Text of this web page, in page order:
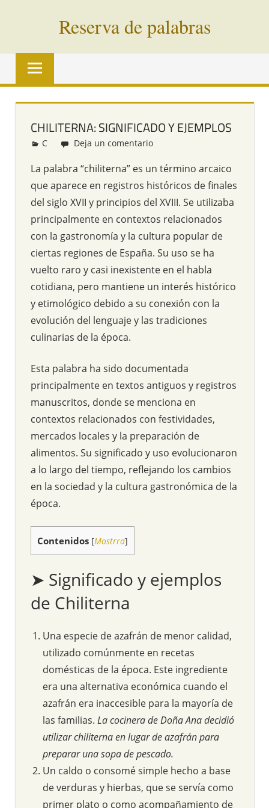
Reserva de palabras
Palabras
vías
todo
mundo
CHILITERNA: SIGNIFICADO Y EJEMPLOS
Redacción
C Deja un comentario
La palabra “chiliterna” es un término arcaico
que aparece en registros históricos de finales
del siglo XVII y principios del XVIII. Se utilizaba
principalmente en contextos relacionados
con la gastronomía y la cultura popular de
ciertas regiones de España. Su uso se ha
vuelto raro y casi inexistente en el habla
cotidiana, pero mantiene un interés histórico
y etimológico debido a su conexión con la
evolución del lenguaje y las tradiciones
culinarias de la época.
Esta palabra ha sido documentada
principalmente en textos antiguos y registros
manuscritos, donde se menciona en
contextos relacionados con festividades,
mercados locales y la preparación de
alimentos. Su significado y uso evolucionaron
a lo largo del tiempo, reflejando los cambios
en la sociedad y la cultura gastronómica de la
época.
Contenidos [Mostrra]
➤ Significado y ejemplos
de Chiliterna
Una especie de azafrán de menor calidad,
utilizado comúnmente en recetas
domésticas de la época. Este ingrediente
era una alternativa económica cuando el
azafrán era inaccesible para la mayoría de
las familias. La cocinera de Doña Ana decidió
utilizar chiliterna en lugar de azafrán para
preparar una sopa de pescado.
Un caldo o consomé simple hecho a base
de verduras y hierbas, que se servía como
primer plato o como acompañamiento de